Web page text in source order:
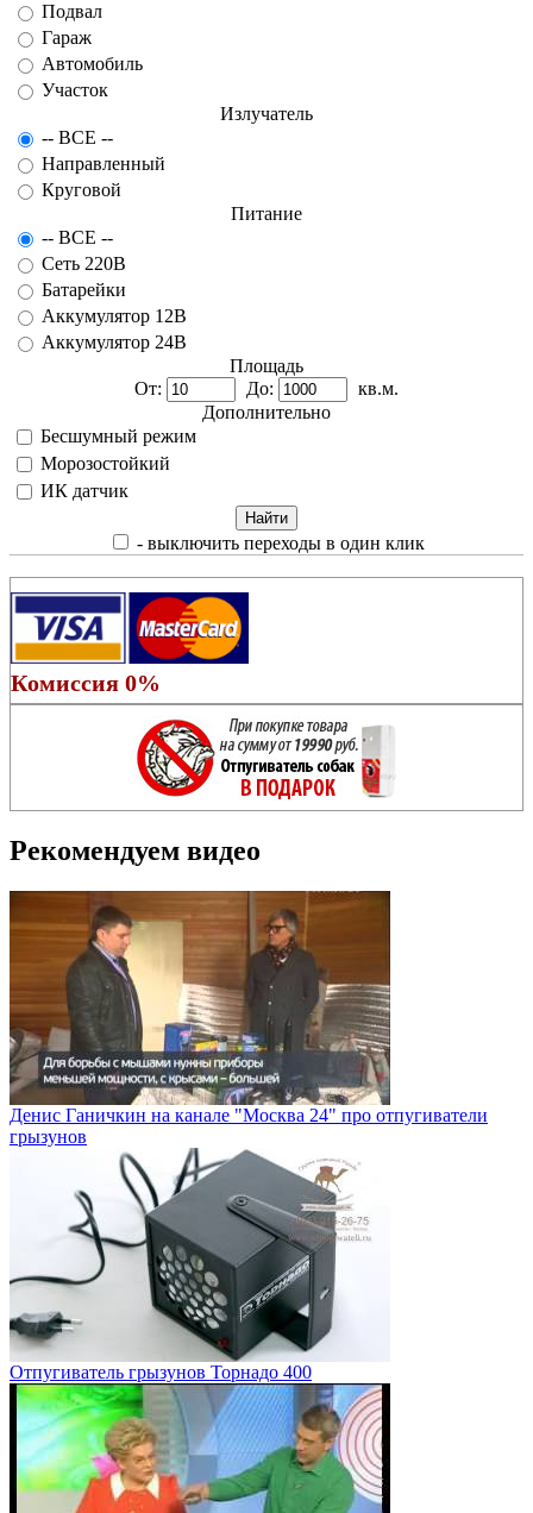
Подвал
Гараж
Автомобиль
Участок
Излучатель
-- ВСЕ --
Направленный
Круговой
Питание
-- ВСЕ --
Сеть 220В
Батарейки
Аккумулятор 12В
Аккумулятор 24В
Площадь
От:
До:
кв.м.
Дополнительно
Бесшумный режим
Морозостойкий
ИК датчик
- выключить переходы в один клик
Комиссия 0%
Рекомендуем видео
Денис Ганичкин на канале "Москва 24" про отпугиватели
грызунов
Отпугиватель грызунов Торнадо 400